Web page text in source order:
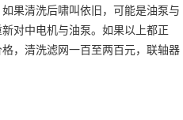
果清洗后啸叫依旧，可能是油泵与
对中电机与油泵。如果以上都正
，清洗滤网一百至两百元，联轴器